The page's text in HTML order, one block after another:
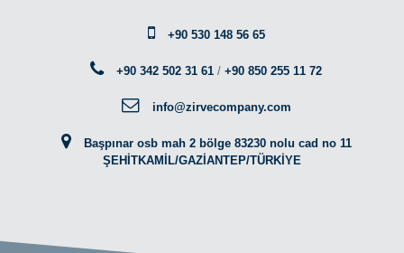
+90 530 148 56 65
+90 342 502 31 61 /+90 850 255 11 72
info@zirvecompany.com
Başpınar osb mah 2 bölge 83230 nolu cad no 11
ŞEHİTKAMİL/GAZİANTEP/TÜRKİYE